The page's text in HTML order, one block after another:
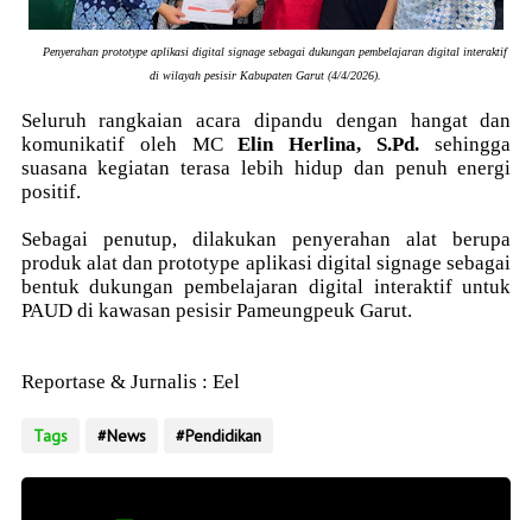
Penyerahan prototype aplikasi digital signage sebagai dukungan pembelajaran digital interaktif
di wilayah pesisir Kabupaten Garut (4/4/2026).
Seluruh rangkaian acara dipandu dengan hangat dan
komunikatif oleh MCElin Herlina, S.Pd. sehingga
suasana kegiatan terasa lebih hidup dan penuh energi
positif.
Sebagai penutup, dilakukan penyerahan alat berupa
produk alat dan prototype aplikasi digital signage sebagai
bentuk dukungan pembelajaran digital interaktif untuk
PAUD di kawasan pesisir Pameungpeuk Garut.
Reportase & Jurnalis : Eel
Tags News Pendidikan